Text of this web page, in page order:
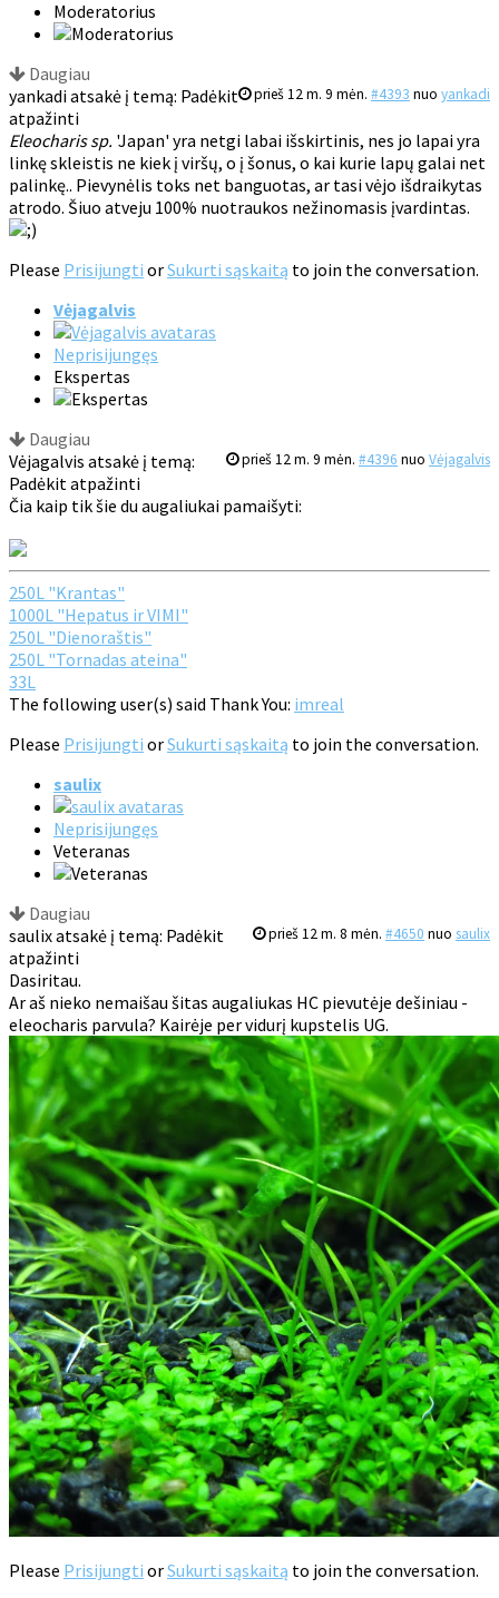
Moderatorius
Daugiau
prieš 12 m. 9 mėn. #4393 nuo yankadi
yankadi atsakė į temą: Padėkit
atpažinti
Eleocharis sp. 'Japan' yra netgi labai išskirtinis, nes jo lapai yra
linkę skleistis ne kiek į viršų, o į šonus, o kai kurie lapų galai net
palinkę.. Pievynėlis toks net banguotas, ar tasi vėjo išdraikytas
atrodo. Šiuo atveju 100% nuotraukos nežinomasis įvardintas.
Please Prisijungti orSukurti sąskaitą to join the conversation.
Vėjagalvis
Neprisijungęs
Ekspertas
Daugiau
prieš 12 m. 9 mėn. #4396 nuo Vėjagalvis
Vėjagalvis atsakė į temą:
Padėkit atpažinti
Čia kaip tik šie du augaliukai pamaišyti:
250L "Krantas"
1000L "Hepatus ir VIMI"
250L "Dienoraštis"
250L "Tornadas ateina"
33L
The following user(s) said Thank You: imreal
Please Prisijungti orSukurti sąskaitą to join the conversation.
saulix
Neprisijungęs
Veteranas
Daugiau
prieš 12 m. 8 mėn. #4650 nuo saulix
saulix atsakė į temą: Padėkit
atpažinti
Dasiritau.
Ar aš nieko nemaišau šitas augaliukas HC pievutėje dešiniau -
eleocharis parvula? Kairėje per vidurį kupstelis UG.
Please Prisijungti orSukurti sąskaitą to join the conversation.